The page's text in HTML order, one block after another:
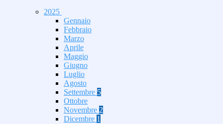
2025
Gennaio
Febbraio
Marzo
Aprile
Maggio
Giugno
Luglio
Agosto
Settembre 5
Ottobre
Novembre 2
Dicembre 1